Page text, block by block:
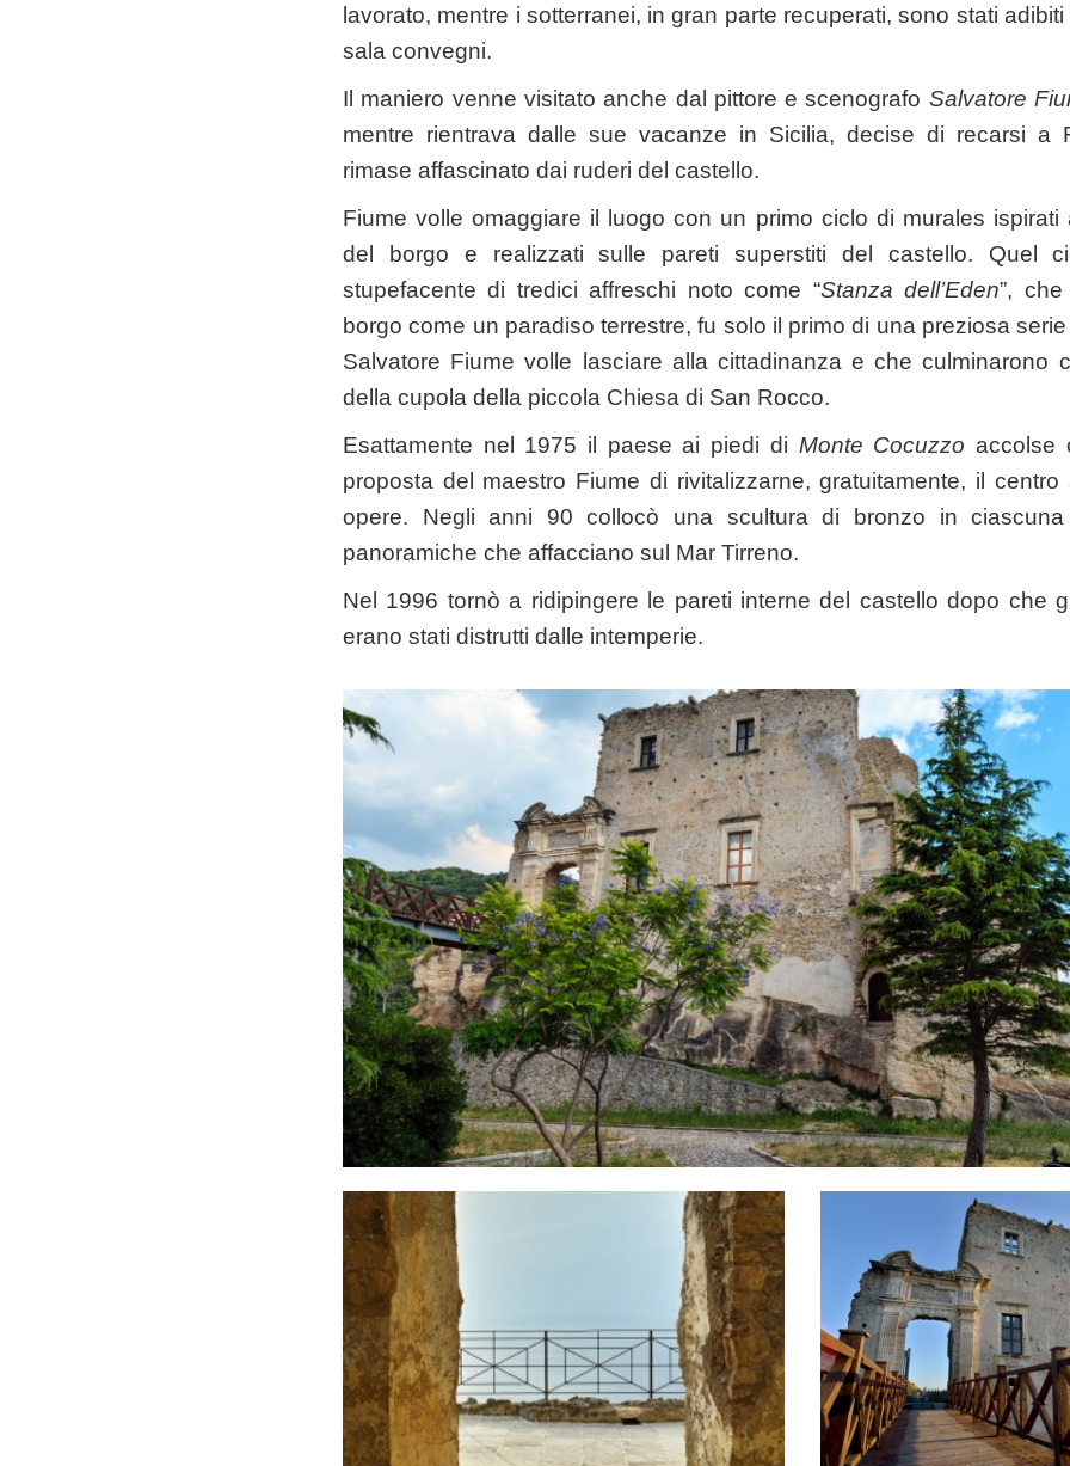
lavorato, mentre i sotterranei, in gran parte recuperati, sono stati
sala convegni.
Il maniero venne visitato anche dal pittore e scenografo Salvatore
mentre rientrava dalle sue vacanze in Sicilia, decise di recarsi a
rimase affascinato dai ruderi del castello.
Fiume volle omaggiare il luogo con un primo ciclo di murales ispirati
del borgo e realizzati sulle pareti superstiti del castello. Quel
stupefacente di tredici affreschi noto come “Stanza dell’Eden”,
borgo come un paradiso terrestre, fu solo il primo di una preziosa
Salvatore Fiume volle lasciare alla cittadinanza e che culminarono
della cupola della piccola Chiesa di San Rocco.
Esattamente nel 1975 il paese ai piedi di Monte Cocuzzo accolse
proposta del maestro Fiume di rivitalizzarne, gratuitamente, il
opere. Negli anni 90 collocò una scultura di bronzo in
panoramiche che affacciano sul Mar Tirreno.
Nel 1996 tornò a ridipingere le pareti interne del castello dopo che
erano stati distrutti dalle intemperie.